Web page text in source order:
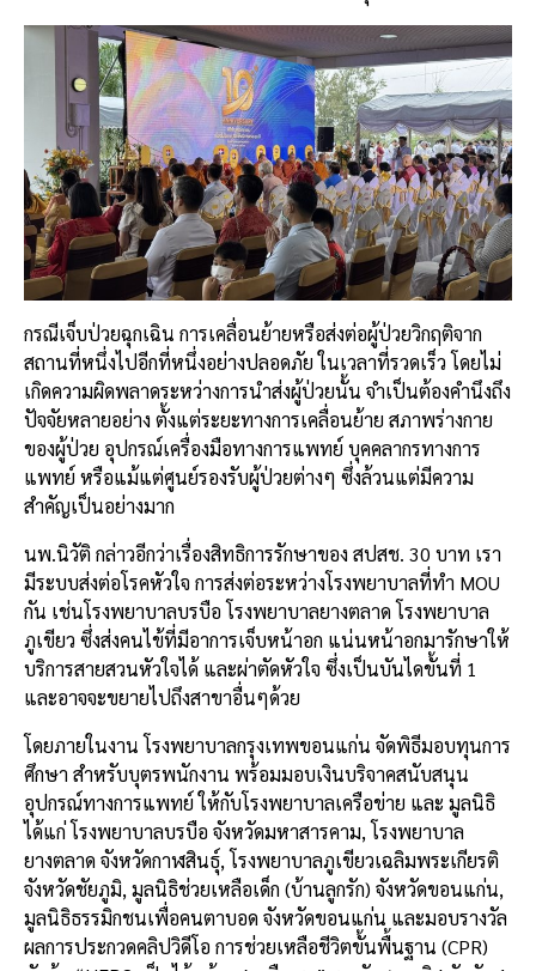
กรณีเจ็บป่วยฉุกเฉิน การเคลื่อนย้ายหรือส่งต่อผู้ป่วยวิกฤติจาก
สถานที่หนึ่งไปอีกที่หนึ่งอย่างปลอดภัย ในเวลาที่รวดเร็ว โดยไม่
เกิดความผิดพลาดระหว่างการนำส่งผู้ป่วยนั้น จำเป็นต้องคำนึงถึง
ปัจจัยหลายอย่าง ตั้งแต่ระยะทางการเคลื่อนย้าย สภาพร่างกาย
ของผู้ป่วย อุปกรณ์เครื่องมือทางการแพทย์ บุคคลากรทางการ
แพทย์ หรือแม้แต่ศูนย์รองรับผู้ป่วยต่างๆ ซึ่งล้วนแต่มีความ
สำคัญเป็นอย่างมาก
นพ.นิวัติ กล่าวอีกว่าเรื่องสิทธิการรักษาของ สปสช. 30 บาท เรา
มีระบบส่งต่อโรคหัวใจ การส่งต่อระหว่างโรงพยาบาลที่ทำ MOU
กัน เช่นโรงพยาบาลบรบือ โรงพยาบาลยางตลาด โรงพยาบาล
ภูเขียว ซึ่งส่งคนไข้ที่มีอาการเจ็บหน้าอก แน่นหน้าอกมารักษาให้
บริการสายสวนหัวใจได้ และผ่าตัดหัวใจ ซึ่งเป็นบันไดขั้นที่ 1
และอาจจะขยายไปถึงสาขาอื่นๆด้วย
โดยภายในงาน โรงพยาบาลกรุงเทพขอนแก่น จัดพิธีมอบทุนการ
ศึกษา สำหรับบุตรพนักงาน พร้อมมอบเงินบริจาคสนับสนุน
อุปกรณ์ทางการแพทย์ ให้กับโรงพยาบาลเครือข่าย และ มูลนิธิ
ได้แก่ โรงพยาบาลบรบือ จังหวัดมหาสารคาม, โรงพยาบาล
ยางตลาด จังหวัดกาฬสินธุ์, โรงพยาบาลภูเขียวเฉลิมพระเกียรติ
จังหวัดชัยภูมิ, มูลนิธิช่วยเหลือเด็ก (บ้านลูกรัก) จังหวัดขอนแก่น,
มูลนิธิธรรมิกชนเพื่อคนตาบอด จังหวัดขอนแก่น และมอบรางวัล
ผลการประกวดคลิปวิดีโอ การช่วยเหลือชีวิตขั้นพื้นฐาน (CPR)